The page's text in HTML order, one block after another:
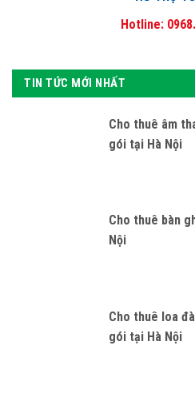
Hotline:
TIN TỨC MỚI NHẤT
Cho thuê âm
gói tại Hà Nội
Cho thuê bàn
Nội
Cho thuê loa
gói tại Hà Nội